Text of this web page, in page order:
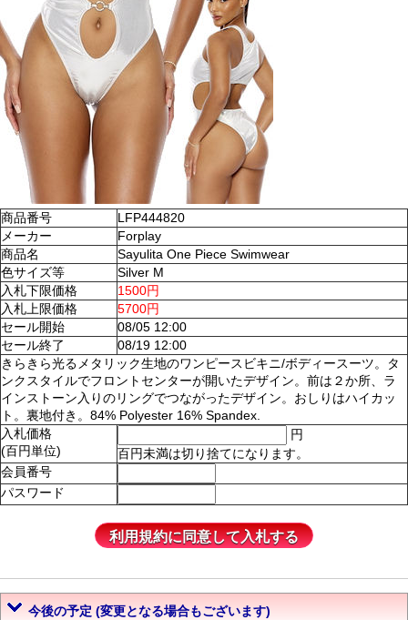
商品番号
LFP444820
メーカー
Forplay
商品名
Sayulita One Piece Swimwear
色サイズ等
Silver M
入札下限価格
1500円
入札上限価格
5700円
セール開始
08/05 12:00
セール終了
08/19 12:00
きらきら光るメタリック生地のワンピースビキニ/ボディースーツ。タ
ンクスタイルでフロントセンターが開いたデザイン。前は２か所、ラ
インストーン入りのリングでつながったデザイン。おしりはハイカッ
ト。裏地付き。84% Polyester 16% Spandex.
入札価格
(百円単位)
円
百円未満は切り捨てになります。
会員番号
パスワード
今後の予定 (変更となる場合もございます)